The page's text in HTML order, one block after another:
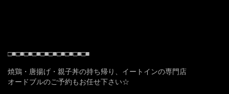
□■□■□■□■□■□■□■□■□■□■
焼鶏・唐揚げ・親子丼の持ち帰り、イートインの専門店
オードブルのご予約もお任せ下さい☆